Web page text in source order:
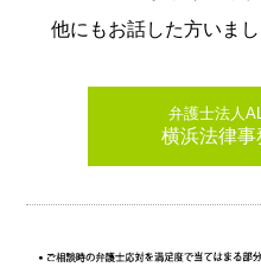
他にもお話した方いま
弁護士法人
横浜法律